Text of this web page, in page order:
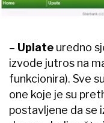
– Uplate uredno
izvode jutros na
funkcionira). Sve su
one koje je su
postavljene da se